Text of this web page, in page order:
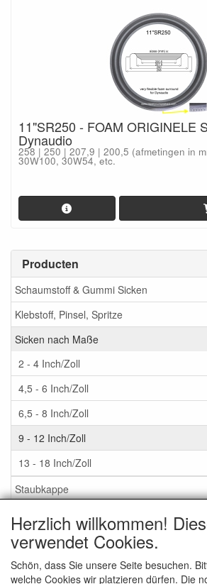
Producten
Schaumstoff & Gummi Sicken
Klebstoff, Pinsel, Spritze
Sicken nach Maße
2 - 4 Inch/Zoll
4,5 - 6 Inch/Zoll
6,5 - 8 Inch/Zoll
9 - 12 Inch/Zoll
13 - 18 Inch/Zoll
Staubkappe
Service
11"SR250 - FOAM ORIGINELE
Dynaudio
258 | 250 | 207,9 | 200,5 (afmetingen in
30W100, 30W54, etc.
Herzlich willkommen!
verwendet Cookies.
Schön, dass Sie unsere Seite besuchen.
welche Cookies wir platzieren dürfen. Die